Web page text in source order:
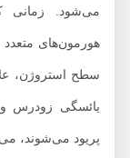
می‌شود. زمانی که
هورمون‌های متعدد از
سطح استروژن، علائم
یائسگی زودرس و
پریود می‌شوند،